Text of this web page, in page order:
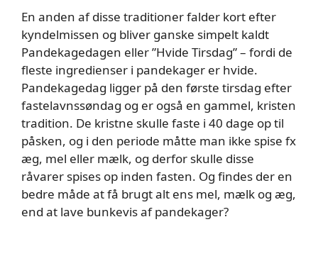
En anden af disse traditioner falder kort efter
kyndelmissen og bliver ganske simpelt kaldt
Pandekagedagen eller ”Hvide Tirsdag” – fordi de
fleste ingredienser i pandekager er hvide.
Pandekagedag ligger på den første tirsdag efter
fastelavnssøndag og er også en gammel, kristen
tradition. De kristne skulle faste i 40 dage op til
påsken, og i den periode måtte man ikke spise fx
æg, mel eller mælk, og derfor skulle disse
råvarer spises op inden fasten. Og findes der en
bedre måde at få brugt alt ens mel, mælk og æg,
end at lave bunkevis af pandekager?